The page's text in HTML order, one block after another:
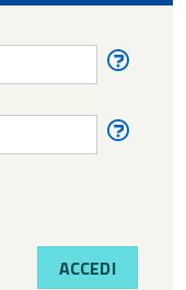
ACCEDI